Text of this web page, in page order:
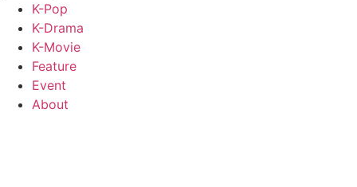
K-Pop
K-Drama
K-Movie
Feature
Event
About